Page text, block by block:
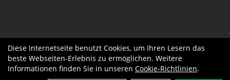
Diese Internetseite benutzt Cookies, um Ihren Lesern das
beste Webseiten-Erlebnis zu ermöglichen. Weitere
Informationen finden Sie in unseren Cookie-Richtlinien.